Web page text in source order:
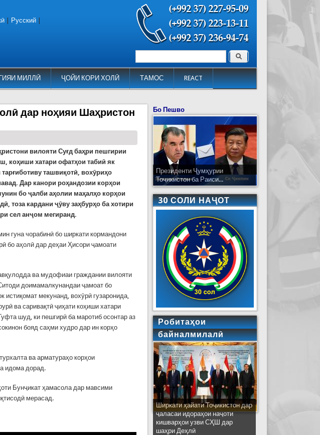
МИЛЛӢ ҶОЙИ КОРИ ХОЛӢ ТАМОС REACT
Форма поиска Поиск
Русский
дар ноҳияи Шаҳристон
вилояти Суғд баҳри пешгирии
коҳиши хатариофатҳои табиӣ як
тарғиботиву ташвиқотӣ, вохӯриҳо
Дар канори роҳандозии корҳои
бо ҷалби аҳолии маҳалҳо корҳои
тоза кардани ҷӯву заҳбурҳо ба хотири
сел анҷом мегиранд.
гуна чорабинӣ бо ширкати кормандони
бо аҳолӣ дар деҳаи Ҳисори ҷамоати
ва мудофиаи граждании вилояти
доимамалкунандаи ҷамоат бо
мекунанд, вохӯрӣ гузаронида,
ва саривақтӣ ҷиҳати коҳиши хатари
шуд, ки пешгирӣ ба маротиб осонтар аз
бояд саҳми худро дар ин корҳо
ва арматураҳо корҳои
идома дорад.
Бунҷикат ҳамасола дар мавсими
мерасад.
Бо Пешво
Президенти Ҷумҳурии
Тоҷикистон ба Раиси...
30 СОЛИ НАҶОТ
Робитаҳои
байналмилалӣ
Ширкати ҳайати Тоҷикистон дар
ҷаласаи идораҳои наҷоти
кишварҳои узви СҲШ дар
шаҳри Деҳлӣ